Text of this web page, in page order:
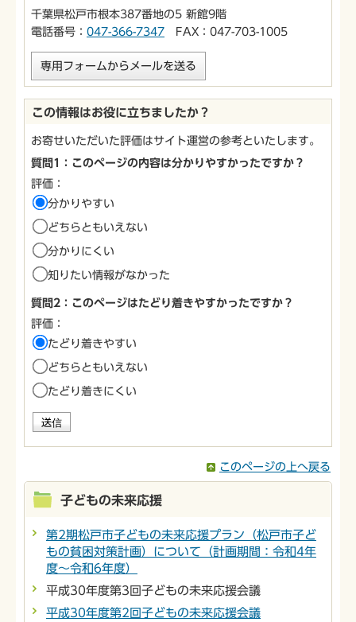
千葉県松戸市根本387番地の5 新館9階
電話番号： 047-366-7347 FAX：047-703-1005
専用フォームからメールを送る
この情報はお役に立ちましたか？
お寄せいただいた評価はサイト運営の参考といたします。
質問1：このページの内容は分かりやすかったですか？
評価：
分かりやすい
どちらともいえない
分かりにくい
知りたい情報がなかった
質問2：このページはたどり着きやすかったですか？
評価：
たどり着きやすい
どちらともいえない
たどり着きにくい
このページの上へ戻る
子どもの未来応援
第2期松戸市子どもの未来応援プラン（松戸市子ど
もの貧困対策計画）について（計画期間：令和4年
度～令和6年度）
平成30年度第3回子どもの未来応援会議
平成30年度第2回子どもの未来応援会議